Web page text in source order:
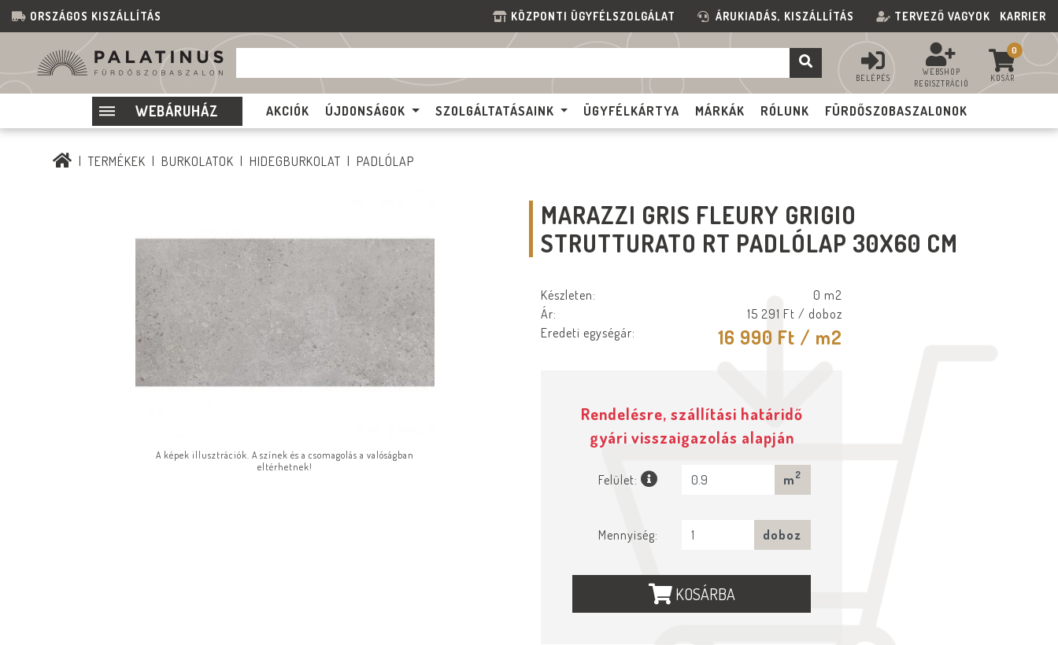
ORSZÁGOS KISZÁLLÍTÁS KÖZPONTI ÜGYFÉLSZOLGÁLAT ÁRUKIADÁS, KISZÁLLÍTÁS TERVEZŐ VAGYOK KARRIER
BELÉPÉS
WEBSHOP
REGISZTRÁCIÓ
0
KOSÁR
WEBÁRUHÁZ AKCIÓK ÚJDONSÁGOK SZOLGÁLTATÁSAINK ÜGYFÉLKÁRTYA MÁRKÁK RÓLUNK FÜRDŐSZOBASZALONOK
TERMÉKEK BURKOLATOK HIDEGBURKOLAT PADLÓLAP
A képek illusztrációk. A színek és a csomagolás a valóságban
eltérhetnek!
MARAZZI GRIS FLEURY GRIGIO
STRUTTURATO RT PADLÓLAP 30X60 CM
Készleten:
0 m2
Ár:
15 291 Ft / doboz
Eredeti egységár:
16 990 Ft / m2
Rendelésre, szállítási határidő
gyári visszaigazolás alapján
Felület: m 2
Mennyiség: doboz
KOSÁRBA